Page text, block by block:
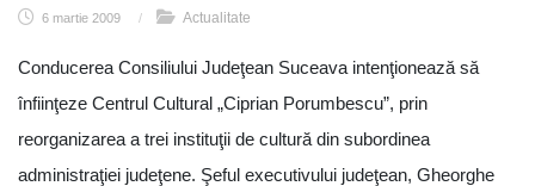
6 martie 2009 / Actualitate
Conducerea Consiliului Judeţean Suceava intenţionează să
înfiinţeze Centrul Cultural „Ciprian Porumbescu”, prin
reorganizarea a trei instituţii de cultură din subordinea
administraţiei judeţene. Şeful executivului judeţean, Gheorghe